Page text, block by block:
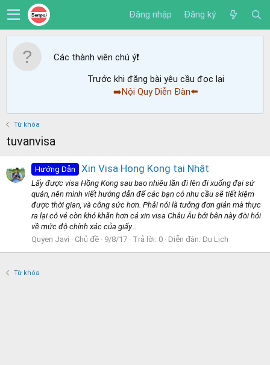
Đăng nhập Đăng ký
Các thành viên chú ý❗️
Trước khi đăng bài yêu cầu đọc lại
➡️Nội Quy Diễn Đàn⬅️
Từ khóa
tuvanvisa
Hướng Dẫn Xin Visa Hong Kong tại Nhật
Lấy được visa Hồng Kong sau bao nhiêu lần đi lên đi xuống đại sứ
quán, nên mình viết hướng dẫn để các bạn có nhu cầu sẽ tiết kiệm
được thời gian, và công sức hơn. Phải nói là tưởng đơn giản mà thực
ra lại có vẻ còn khó khăn hơn cả xin visa Châu Âu bởi bên này đòi hỏi
về mức độ chính xác của giấy...
Quyen Javi
Chủ đề 9/8/17 Trả lời: 0 Diễn đàn: Du Lịch
Từ khóa